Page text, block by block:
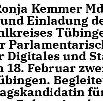
Kemmer
Einladung
und
18. Februar